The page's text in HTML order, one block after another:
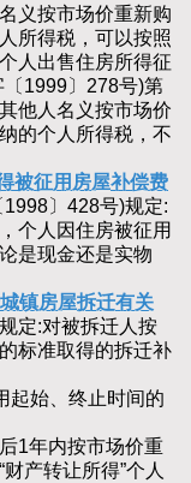
义按市场价重新购
所得税，可以按照
人出售住房所得征
1999〕278号)第
他人名义按市场价
的个人所得税，不
被征用房屋补偿费
〕428号)规定:
个人因住房被征用
是现金还是实物
镇房屋拆迁有关
定:对被拆迁人按
标准取得的拆迁补
始、终止时间的
1年内按市场价重
产转让所得”个人